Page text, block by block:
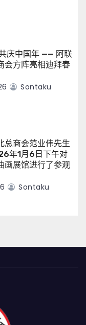
庆中国年 —— 阿联
会方阵亮相迪拜春
Sontaku
总商会范业伟先生
年1月6日下午对
画展馆进行了参观
Sontaku